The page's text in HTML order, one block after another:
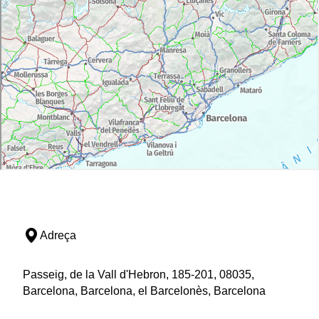
Adreça
Passeig, de la Vall d'Hebron, 185-201, 08035,
Barcelona, Barcelona, el Barcelonès, Barcelona